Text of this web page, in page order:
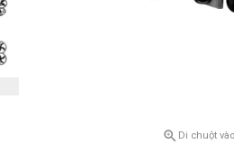
 Di chuột